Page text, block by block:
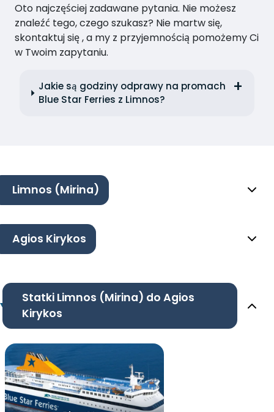
Oto najczęściej zadawane pytania. Nie możesz
znaleźć tego, czego szukasz? Nie martw się,
skontaktuj się , a my z przyjemnością pomożemy Ci
w Twoim zapytaniu.
Jakie są godziny odprawy na promach
Blue Star Ferries z Limnos?
Limnos (Mirina)
Agios Kirykos
Statki Limnos (Mirina) do Agios
Kirykos